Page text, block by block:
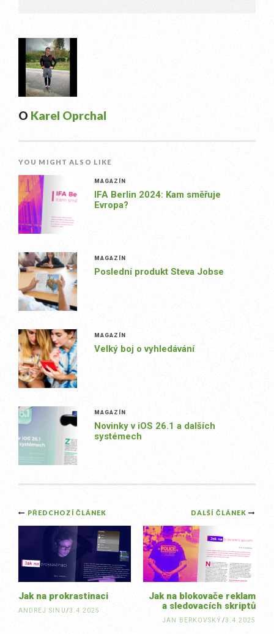
O Karel Oprchal
YOU MIGHT ALSO LIKE
MAGAZÍN
IFA Berlin 2024: Kam směřuje
Evropa?
MAGAZÍN
Poslední produkt Steva Jobse
MAGAZÍN
Velký boj o vyhledávání
MAGAZÍN
Novinky v iOS 26.1 a dalších
systémech
Post
navigation
DALŠÍ ČLÁNEK
Jak na blokovače reklam
a sledovacích skriptů
JAN BERKOVSKÝ/3.4.2025
PŘEDCHOZÍ ČLÁNEK
Jak na prokrastinaci
ANDREJ SINU/3.4.2025